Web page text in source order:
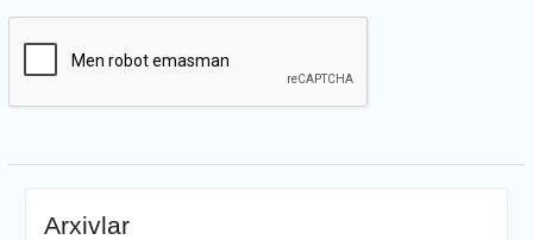
Arxivlar